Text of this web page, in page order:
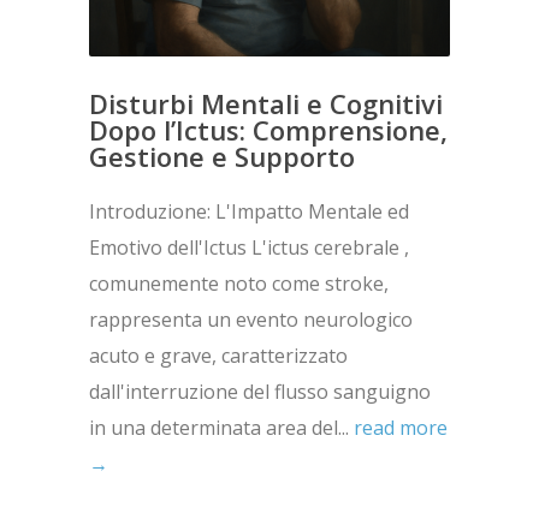
Disturbi Mentali e Cognitivi
Dopo l’Ictus: Comprensione,
Gestione e Supporto
Introduzione: L'Impatto Mentale ed
Emotivo dell'Ictus L'ictus cerebrale ,
comunemente noto come stroke,
rappresenta un evento neurologico
acuto e grave, caratterizzato
dall'interruzione del flusso sanguigno
in una determinata area del... read more
→